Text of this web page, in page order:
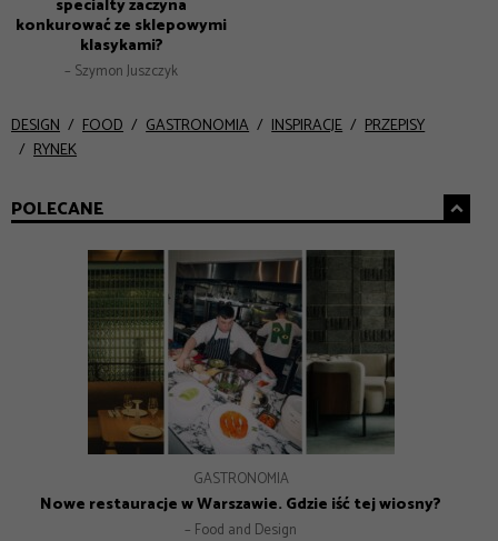
specialty zaczyna
konkurować ze sklepowymi
klasykami?
– Szymon Juszczyk
DESIGN FOOD GASTRONOMIA INSPIRACJE
PRZEPISY
RYNEK
POLECANE
GASTRONOMIA
Nowe restauracje w Warszawie – 8 adresów na lato 2026
– Food and Design
DESIGN
Jak Gen Z zmienia współczesny marketing?
– Food and Design
INSPIRACJE
Prezenty na Dzień Mamy – Prezentownik 2026
– Food and Design
GASTRONOMIA
Nowe restauracje w Warszawie. Gdzie iść tej wiosny?
– Food and Design